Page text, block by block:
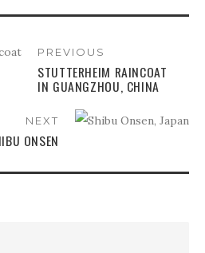
PREVIOUS
STUTTERHEIM RAINCOAT
IN GUANGZHOU, CHINA
NEXT
ONSEN